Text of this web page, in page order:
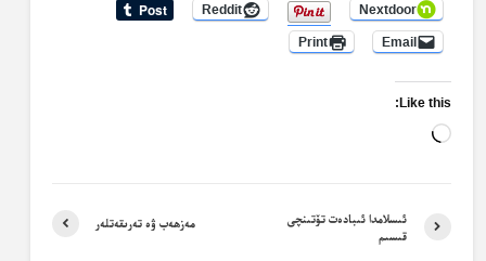
Nextdoor
Reddit
Email
Print
Like this:
Loading…
مەزھەب ۋە تەرىقەتلەر
ئىسلامدا ئىبادەت تۆتىنچى
قىسىم